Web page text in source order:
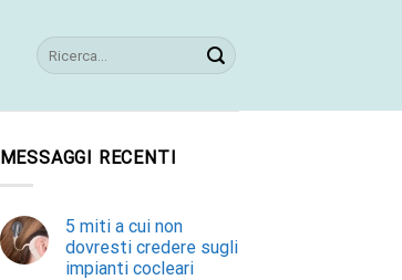
MESSAGGI RECENTI
5 miti a cui non
dovresti credere sugli
impianti cocleari